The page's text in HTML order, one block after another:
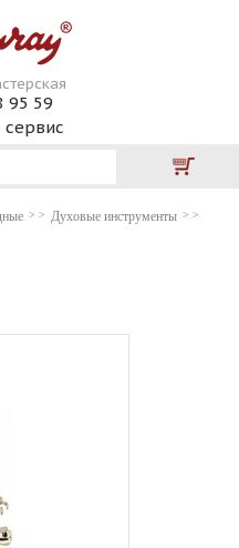
95 59
сервис
Духовые инструменты